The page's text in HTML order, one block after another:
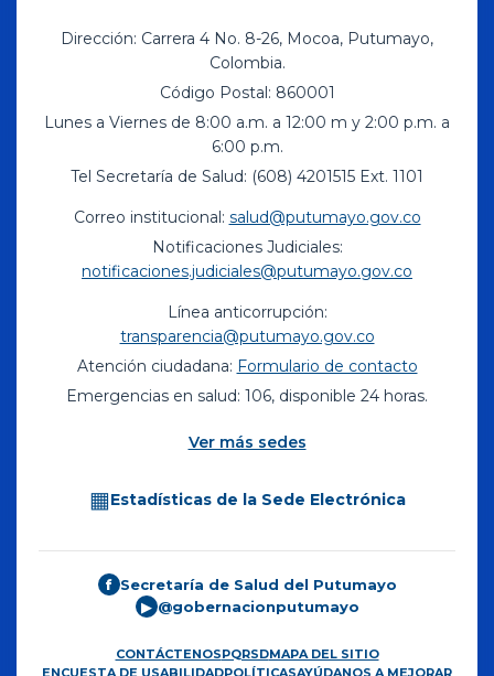
Dirección: Carrera 4 No. 8-26, Mocoa, Putumayo,
Colombia.
Código Postal: 860001
Lunes a Viernes de 8:00 a.m. a 12:00 m y 2:00 p.m. a
6:00 p.m.
Tel Secretaría de Salud: (608) 4201515 Ext. 1101
Correo institucional: salud@putumayo.gov.co
Notificaciones Judiciales:
notificaciones.judiciales@putumayo.gov.co
Línea anticorrupción:
transparencia@putumayo.gov.co
Atención ciudadana: Formulario de contacto
Emergencias en salud: 106, disponible 24 horas.
Ver más sedes
▦Estadísticas de la Sede Electrónica
f Secretaría de Salud del Putumayo
▶ @gobernacionputumayo
CONTÁCTENOSPQRSDMAPA DEL SITIO
ENCUESTA DE USABILIDADPOLÍTICASAYÚDANOS A MEJORAR